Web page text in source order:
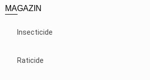
MAGAZIN
Insecticide
Raticide